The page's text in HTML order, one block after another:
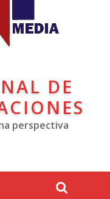
DE
perspectiva